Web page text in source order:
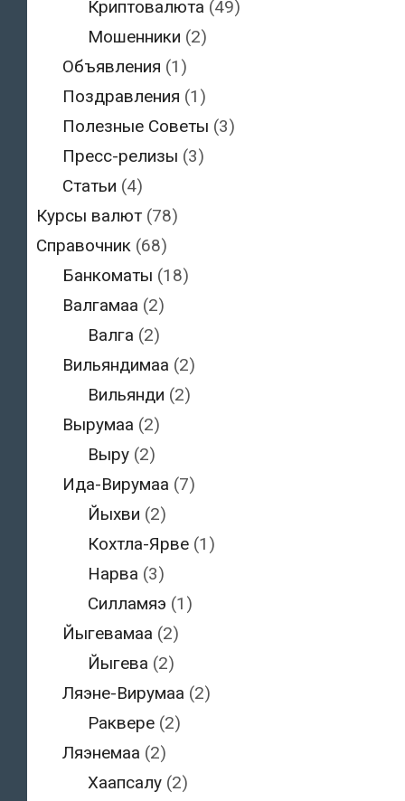
Криптовалюта (49)
Мошенники (2)
Объявления (1)
Поздравления (1)
Полезные Советы (3)
Пресс-релизы (3)
Статьи (4)
Курсы валют (78)
Справочник (68)
Банкоматы (18)
Валгамаа (2)
Валга (2)
Вильяндимаа (2)
Вильянди (2)
Вырумаа (2)
Выру (2)
Ида-Вирумаа (7)
Йыхви (2)
Кохтла-Ярве (1)
Нарва (3)
Силламяэ (1)
Йыгевамаа (2)
Йыгева (2)
Ляэне-Вирумаа (2)
Раквере (2)
Ляэнемаа (2)
Хаапсалу (2)